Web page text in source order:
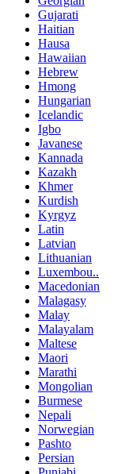
Gujarati
Haitian
Hausa
Hawaiian
Hebrew
Hmong
Hungarian
Icelandic
Igbo
Javanese
Kannada
Kazakh
Khmer
Kurdish
Kyrgyz
Latin
Latvian
Lithuanian
Luxembou..
Macedonian
Malagasy
Malay
Malayalam
Maltese
Maori
Marathi
Mongolian
Burmese
Nepali
Norwegian
Pashto
Persian